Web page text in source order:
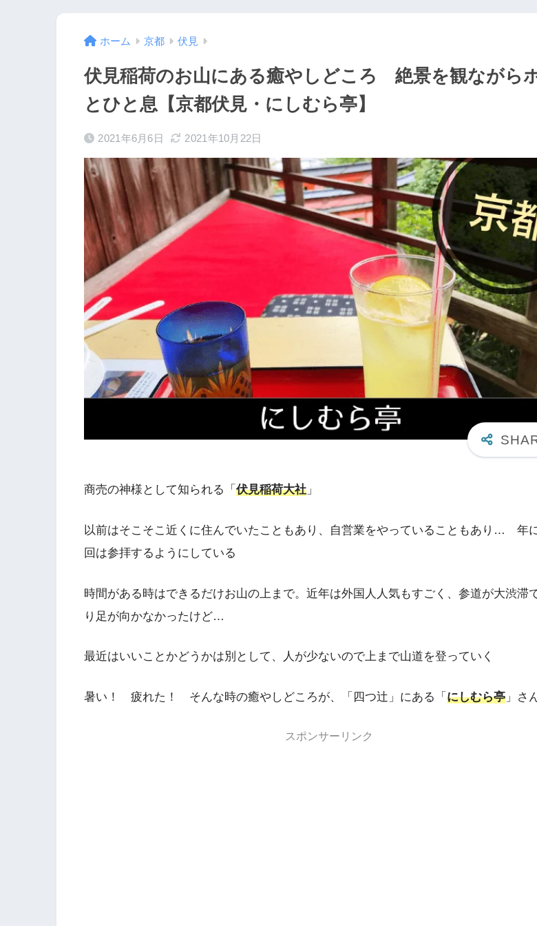
ホーム 京都 伏見
伏見稲荷のお山にある癒やしどころ 絶景を観ながら
とひと息【京都伏見・にしむら亭】
2021年6月6日 2021年10月22日
商売の神様として知られる「 伏見稲荷大社 」
以前はそこそこ近くに住んでいたこともあり、自営業をやっていることもあり… 年
回は参拝するようにしている
時間がある時はできるだけお山の上まで。近年は外国人人気もすごく、参道が大渋滞
り足が向かなかったけど…
最近はいいことかどうかは別として、人が少ないので上まで山道を登っていく
暑い！ 疲れた！ そんな時の癒やしどころが、「四つ辻」にある「 にしむら亭 」さ
スポンサーリンク